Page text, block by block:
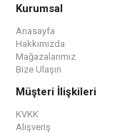
Kurumsal
Anasayfa
Hakkımızda
Mağazalarımız
Bize Ulaşın
Müşteri İlişkileri
KVKK
Alışveriş